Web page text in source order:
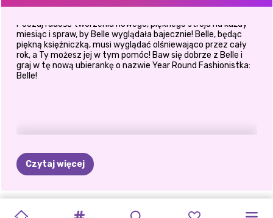
Poczuj radość tworzenia nowego, pięknego stroju na każdy
miesiąc i spraw, by Belle wyglądała bajecznie! Belle, będąc
piękną księżniczką, musi wyglądać olśniewająco przez cały
rok, a Ty możesz jej w tym pomóc! Baw się dobrze z Belle i
graj w tę nową ubierankę o nazwie Year Round Fashionistka:
Belle!
Czytaj więcej
STYL
PRZEBIERANKA
PATCHWORKOWE ZŁOCZYŃCY DZIEWCZYNY